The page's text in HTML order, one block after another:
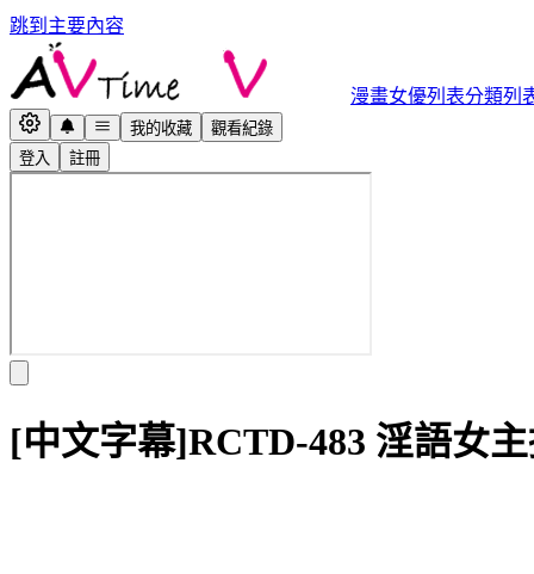
跳到主要內容
漫畫女優列表分類列
我的收藏
觀看紀錄
登入
註冊
[中文字幕]RCTD-483 淫語女